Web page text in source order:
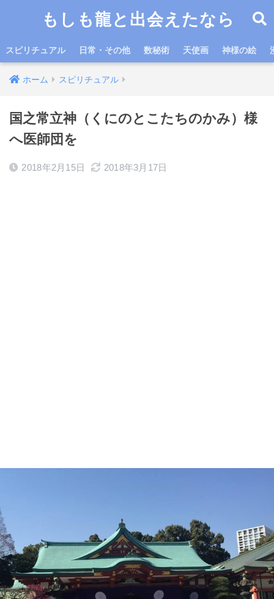
もしも龍と出会えたなら
スピリチュアル 日常・その他 数秘術 天使画 神様の絵
ホーム スピリチュアル
国之常立神（くにのとこたちのかみ）様
へ医師団を
2018年2月15日 2018年3月17日